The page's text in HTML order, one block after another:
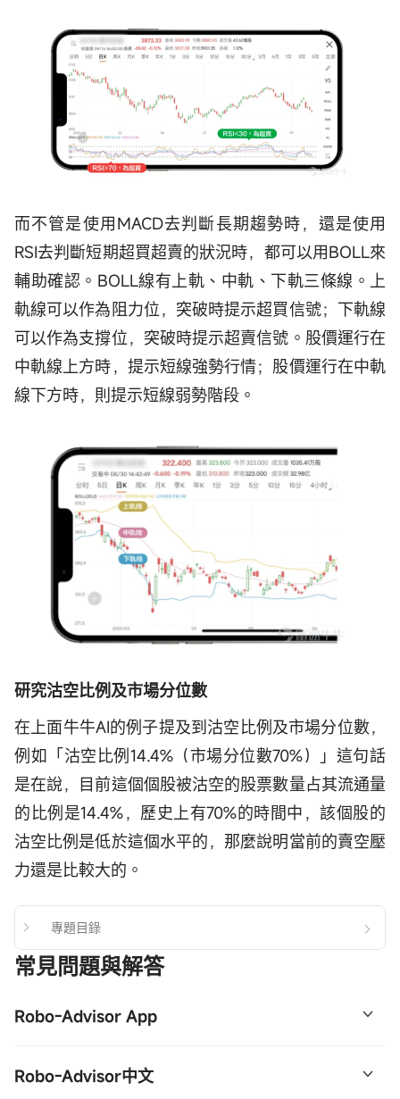
而不管是使用MACD去判斷長期趨勢時，還是使用
RSI去判斷短期超買超賣的狀況時，都可以用BOLL來
輔助確認。BOLL線有上軌、中軌、下軌三條線。上
軌線可以作為阻力位，突破時提示超買信號；下軌線
可以作為支撐位，突破時提示超賣信號。股價運行在
中軌線上方時，提示短線強勢行情；股價運行在中軌
線下方時，則提示短線弱勢階段。
研究沽空比例及市場分位數
在上面牛牛AI的例子提及到沽空比例及市場分位數，
例如「沽空比例14.4%（市場分位數70%）」這句話
是在說，目前這個個股被沽空的股票數量占其流通量
的比例是14.4%，歷史上有70%的時間中，該個股的
沽空比例是低於這個水平的，那麼說明當前的賣空壓
力還是比較大的。
專題目錄
常見問題與解答
Robo-Advisor App
資料及投資風險承受能力及偏好，便可以開始使用 Robo
Robo-Advisor中文